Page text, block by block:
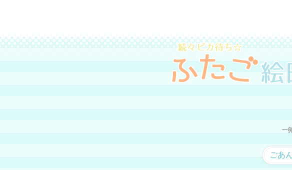
一
ごあ